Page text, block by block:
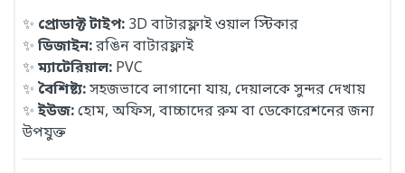
✨ প্রোডাক্ট টাইপ: 3D বাটারফ্লাই ওয়াল স্টিকার
✨ ডিজাইন:রঙিন বাটারফ্লাই
✨ ম্যাটেরিয়াল: PVC
✨ বৈশিষ্ট্য:সহজভাবে লাগানো যায়, দেয়ালকে সুন্দর দেখায়
✨ ইউজ:হোম, অফিস, বাচ্চাদের রুম বা ডেকোরেশনের জন্য
উপযুক্ত